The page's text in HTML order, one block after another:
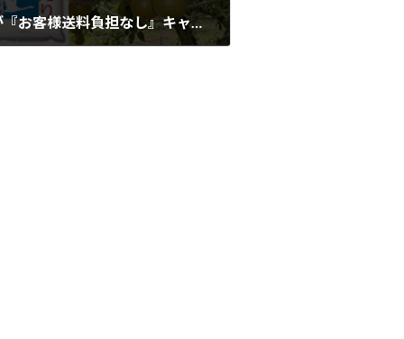
青森の「おいしいもの」が『お客様送料負担なし』キャンペーン